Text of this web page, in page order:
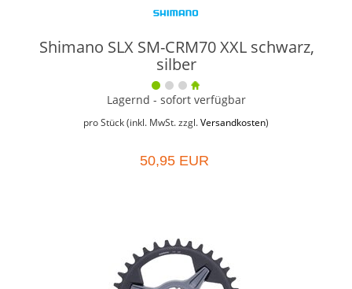
Shimano SLX SM-CRM70 XXL schwarz,
silber
Lagernd - sofort verfügbar
pro Stück (inkl. MwSt. zzgl. Versandkosten)
50,95 EUR